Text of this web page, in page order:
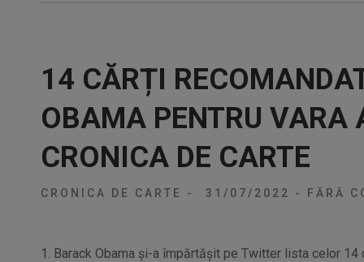
14 CĂRȚI
OBAMA PENTRU VARA
CRONICA DE CARTE
CRONICA DE CARTE - 31/07/2022 - FĂRĂ
1. Barack Obama și-a împărtășit pe Twitter lista celor